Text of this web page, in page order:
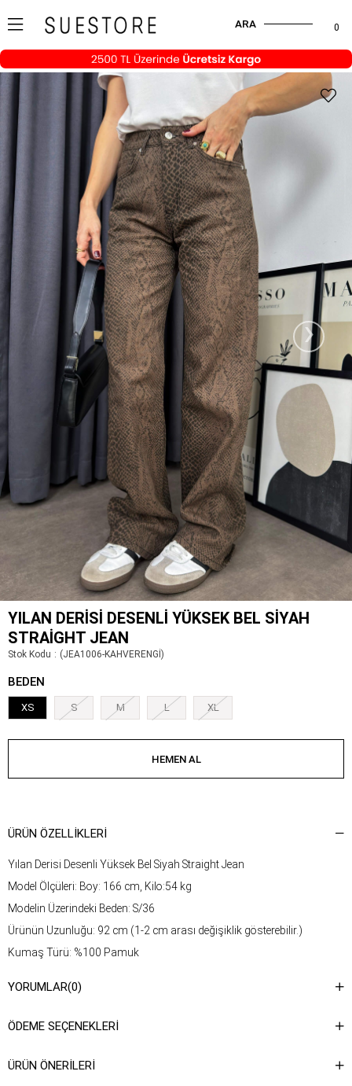
0
ARA
›
YILAN DERISI DESENLI YÜKSEK BEL SIYAH
STRAIGHT JEAN
Stok Kodu (JEA1006-KAHVERENGİ)
BEDEN
XS S M L XL
ÜRÜN ÖZELLIKLERI
Yılan Derisi Desenli Yüksek Bel Siyah Straight Jean
Model Ölçüleri: Boy: 166 cm, Kilo:54 kg
Modelin Üzerindeki Beden: S/36
Ürünün Uzunluğu: 92 cm (1-2 cm arası değişiklik gösterebilir.)
Kumaş Türü: %100 Pamuk
talimatına ulaşabilirsiniz.
YORUMLAR(0)
ÖDEME SEÇENEKLERI
ÜRÜN ÖNERILERI